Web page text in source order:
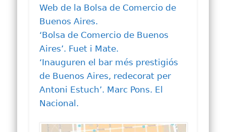
Web de la Bolsa de Comercio de
Buenos Aires.
‘Bolsa de Comercio de Buenos
Aires’. Fuet i Mate.
‘Inauguren el bar més prestigiós
de Buenos Aires, redecorat per
Antoni Estuch’. Marc Pons. El
Nacional.